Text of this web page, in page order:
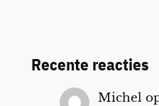
Recente reacties
Michel